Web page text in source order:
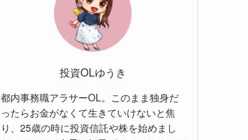
投資OLゆうき
都内事務職アラサーOL。このまま独身だ
ったらお金がなくて生きていけないと焦
り、25歳の時に投資信託や株を始めまし